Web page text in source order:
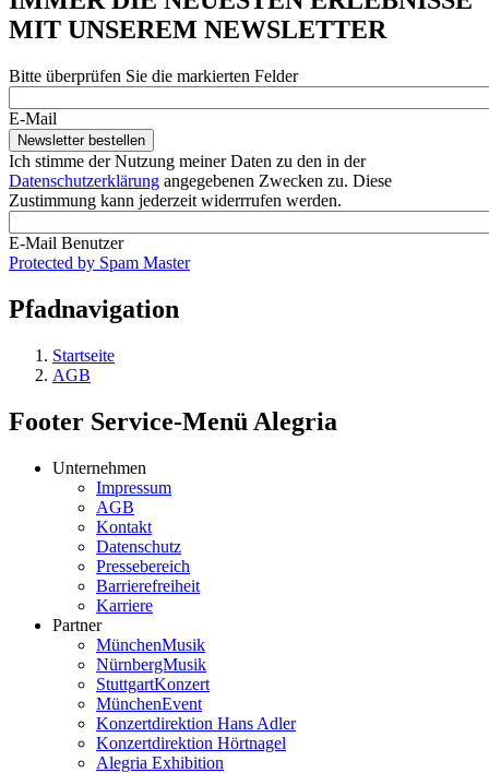
MIT UNSEREM NEWSLETTER
Bitte überprüfen Sie die markierten Felder
E-Mail
Ich stimme der Nutzung meiner Daten zu den in der
Datenschutzerklärung angegebenen Zwecken zu. Diese
Zustimmung kann jederzeit widerrrufen werden.
E-Mail Benutzer
Protected by Spam Master
Pfadnavigation
Startseite
AGB
Footer Service-Menü Alegria
Unternehmen
Impressum
AGB
Kontakt
Datenschutz
Pressebereich
Barrierefreiheit
Karriere
Partner
MünchenMusik
NürnbergMusik
StuttgartKonzert
MünchenEvent
Konzertdirektion Hans Adler
Konzertdirektion Hörtnagel
Alegria Exhibition